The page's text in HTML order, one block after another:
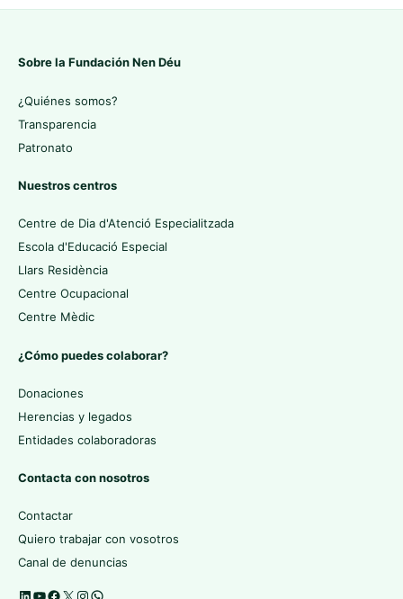
Sobre la Fundación Nen Déu
¿Quiénes somos?
Transparencia
Patronato
Nuestros centros
Centre de Dia d'Atenció Especialitzada
Escola d'Educació Especial
Llars Residència
Centre Ocupacional
Centre Mèdic
¿Cómo puedes colaborar?
Donaciones
Herencias y legados
Entidades colaboradoras
Contacta con nosotros
Contactar
Quiero trabajar con vosotros
Canal de denuncias